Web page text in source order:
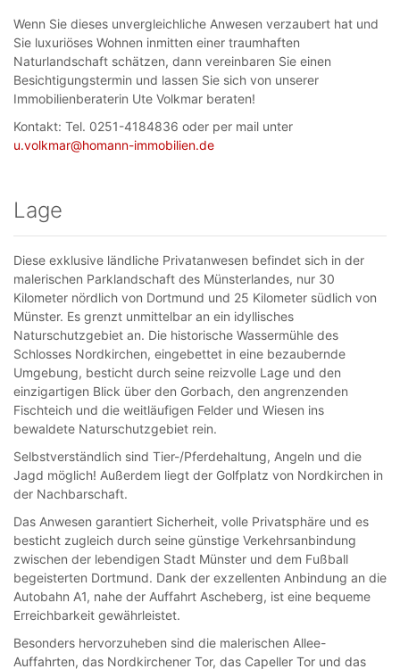
Wenn Sie dieses unvergleichliche Anwesen verzaubert hat und
Sie luxuriöses Wohnen inmitten einer traumhaften
Naturlandschaft schätzen, dann vereinbaren Sie einen
Besichtigungstermin und lassen Sie sich von unserer
Immobilienberaterin Ute Volkmar beraten!
Kontakt: Tel. 0251-4184836 oder per mail unter
u.volkmar@homann-immobilien.de
Lage
Diese exklusive ländliche Privatanwesen befindet sich in der
malerischen Parklandschaft des Münsterlandes, nur 30
Kilometer nördlich von Dortmund und 25 Kilometer südlich von
Münster. Es grenzt unmittelbar an ein idyllisches
Naturschutzgebiet an. Die historische Wassermühle des
Schlosses Nordkirchen, eingebettet in eine bezaubernde
Umgebung, besticht durch seine reizvolle Lage und den
einzigartigen Blick über den Gorbach, den angrenzenden
Fischteich und die weitläufigen Felder und Wiesen ins
bewaldete Naturschutzgebiet rein.
Selbstverständlich sind Tier-/Pferdehaltung, Angeln und die
Jagd möglich! Außerdem liegt der Golfplatz von Nordkirchen in
der Nachbarschaft.
Das Anwesen garantiert Sicherheit, volle Privatsphäre und es
besticht zugleich durch seine günstige Verkehrsanbindung
zwischen der lebendigen Stadt Münster und dem Fußball
begeisterten Dortmund. Dank der exzellenten Anbindung an die
Autobahn A1, nahe der Auffahrt Ascheberg, ist eine bequeme
Erreichbarkeit gewährleistet.
Besonders hervorzuheben sind die malerischen Allee-
Auffahrten, das Nordkirchener Tor, das Capeller Tor und das